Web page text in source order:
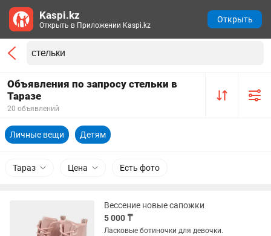
Объявления по запросу стельки в
Таразе
20 объявлений
Личные вещи Детям
Тараз Цена Есть фото
Вессение новые сапожки
5 000 ₸
Ласковые ботиночки для девочки.
Kaspi.kz
Открыть в Приложении Kaspi.kz
Открыть